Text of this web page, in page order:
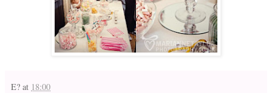
E? at 18:00